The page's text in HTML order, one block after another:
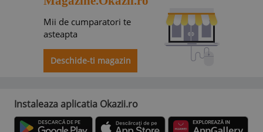
Mii de cumparatori te
asteapta
Deschide-ti magazin
Instaleaza aplicatia Okazii.ro